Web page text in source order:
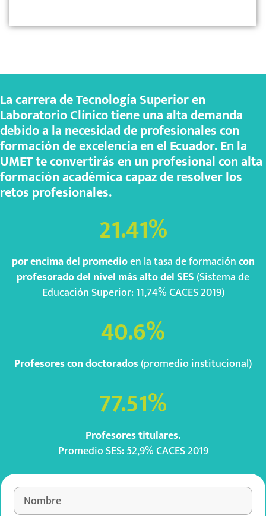
La carrera de Tecnología Superior en
Laboratorio Clínico tiene una alta demanda
debido a la necesidad de profesionales con
formación de excelencia en el Ecuador. En la
UMET te convertirás en un profesional con alta
formación académica capaz de resolver los
retos profesionales.
21.41%
por encima del promedioen la tasa de formacióncon
profesorado del nivel más alto del SES (Sistema de
Educación Superior: 11,74% CACES 2019)
40.6%
Profesores con doctorados(promedio institucional)
77.51%
Profesores titulares.
Promedio SES: 52,9% CACES 2019